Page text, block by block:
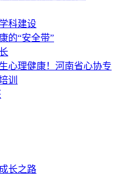
科建设
的“安全带”
心理健康！河南省心协专
训
长之路